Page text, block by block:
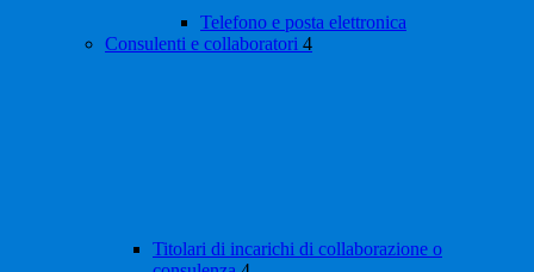
Telefono e posta elettronica
Consulenti e collaboratori 4
Titolari di incarichi di collaborazione o